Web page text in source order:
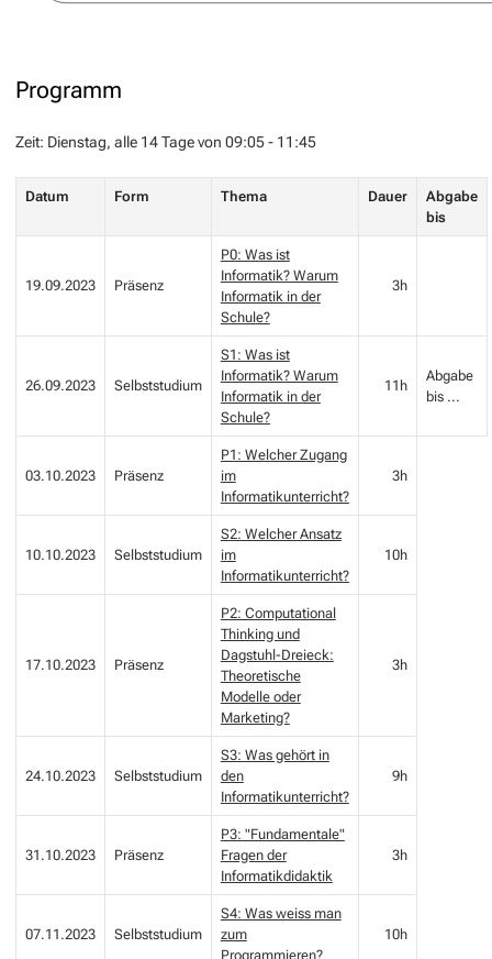
Programm
Zeit: Dienstag, alle 14 Tage von 09:05 - 11:45
Datum Form Thema Dauer
Abgabe
bis
19.09.2023 Präsenz
P0: Was ist
Informatik? Warum
Informatik in der
Schule?
3h
26.09.2023 Selbststudium
S1: Was ist
Informatik? Warum
Informatik in der
Schule?
11h
Abgabe
bis ...
03.10.2023 Präsenz
P1: Welcher Zugang
im
Informatikunterricht?
3h
10.10.2023 Selbststudium
S2: Welcher Ansatz
im
Informatikunterricht?
10h
17.10.2023 Präsenz
P2: Computational
Thinking und
Dagstuhl-Dreieck:
Theoretische
Modelle oder
Marketing?
3h
24.10.2023 Selbststudium
S3: Was gehört in
den
Informatikunterricht?
9h
31.10.2023 Präsenz
P3: "Fundamentale"
Fragen der
Informatikdidaktik
3h
07.11.2023 Selbststudium
S4: Was weiss man
zum
Programmieren?
10h